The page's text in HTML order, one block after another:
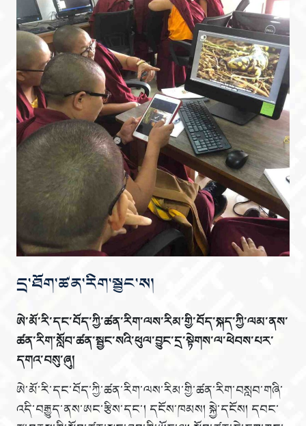
དྲ་ཐོག་ཚན་རིག་སྦྱང་ས།
ཨེ་མོ་རི་དང་བོད་ཀྱི་ཚན་རིག་ལས་རིམ་གྱི་བོད་སྐད་ཀྱི་ལམ་ནས་
ཚན་རིག་སློབ་ཚན་སྦྱང་སའི་ཕུལ་བྱུང་དྲ་སྟེགས་ལ་ཕེབས་པར་
དགའ་བསུ་ཞུ།
ཨེ་མོ་རི་དང་བོད་ཀྱི་ཚན་རིག་ལས་རིམ་གྱི་ཚན་རིག་བསླབ་གཞི་
འདི་བརྒྱུད་ནས་ཨང་རྩིས་དང་། དངོས་ཁམས། སྐྱེ་དངོས། དབང་